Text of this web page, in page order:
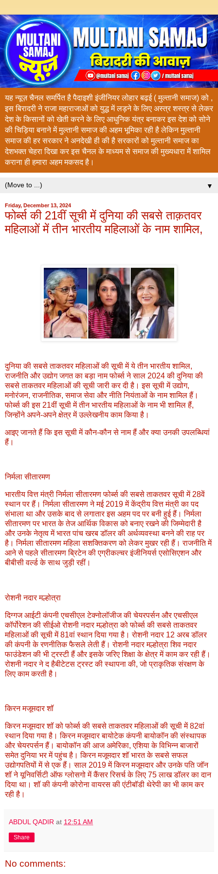
यह न्यूज़ चैनल समर्पित है पैदाइशी इंजीनियर लोहार बढ़ई ( मुल्तानी समाज) को ,
इस बिरादरी ने राजा महाराजाओं को युद्ध में लड़ने के लिए अस्त्र शस्त्र से लेकर
देश के किसानों को खेती करने के लिए आधुनिक यंत्र बनाकर इस देश को सोने
की चिड़िया बनाने में मुल्तानी समाज की अहम भूमिका रही है लेकिन मुल्तानी
समाज की हर सरकार ने अनदेखी ही की है सरकारों को मुल्तानी समाज का
देशभक्त चेहरा दिखा कर इस चैनल के माध्यम से समाज की मुख्यधारा में शामिल
कराना ही हमारा अहम मकसद है।
▼
Friday, December 13, 2024
फोर्ब्स की 21वीं सूची में दुनिया की सबसे ताक़तवर
महिलाओं में तीन भारतीय महिलाओं के नाम शामिल,
दुनिया की सबसे ताकतवर महिलाओं की सूची में ये तीन भारतीय शामिल,
राजनीति और उद्योग जगत का बड़ा नाम फोर्ब्स ने साल 2024 की दुनिया की
सबसे ताकतवर महिलाओं की सूची जारी कर दी है। इस सूची में उद्योग,
मनोरंजन, राजनीतिक, समाज सेवा और नीति नियंताओं के नाम शामिल हैं।
फोर्ब्स की इस 21वीं सूची में तीन भारतीय महिलाओं के नाम भी शामिल हैं,
जिन्होंने अपने-अपने क्षेत्र में उल्लेखनीय काम किया है।
आइए जानते हैं कि इस सूची में कौन-कौन से नाम हैं और क्या उनकी उपलब्धियां
हैं।
निर्मला सीतारमण
भारतीय वित्त मंत्री निर्मला सीतारमण फोर्ब्स की सबसे ताकतवर सूची में 28वें
स्थान पर हैं। निर्मला सीतारमण ने मई 2019 में केंद्रीय वित्त मंत्री का पद
संभाला था और उसके बाद से लगातार इस अहम पद पर बनी हुई हैं। निर्मला
सीतारमण पर भारत के तेज आर्थिक विकास को बनाए रखने की जिम्मेदारी है
और उनके नेतृत्व में भारत पांच खरब डॉलर की अर्थव्यवस्था बनने की राह पर
है। निर्मला सीतारमण महिला सशक्तिकरण को लेकर मुखर रही हैं। राजनीति में
आने से पहले सीतारमण ब्रिटेन की एग्रीकल्चर इंजीनियर्स एसोसिएशन और
बीबीसी वर्ल्ड के साथ जुड़ी रहीं।
रोशनी नदार मल्होत्रा
दिग्गज आईटी कंपनी एचसीएल टेक्नोलॉजीज की चेयरपर्सन और एचसीएल
कॉर्पोरेशन की सीईओ रोशनी नदार मल्होत्रा को फोर्ब्स की सबसे ताकतवर
महिलाओं की सूची में 81वां स्थान दिया गया है। रोशनी नदार 12 अरब डॉलर
की कंपनी के रणनीतिक फैसले लेती हैं। रोशनी नदार मल्होत्रा शिव नदार
फाउंडेशन की भी ट्रस्टी हैं और इसके जरिए शिक्षा के क्षेत्र में काम कर रही हैं।
रोशनी नदार ने द हैबीटेटस ट्रस्ट की स्थापना की, जो प्राकृतिक संरक्षण के
लिए काम करती है।
किरन मजूमदार शॉ
किरन मजूमदार शॉ को फोर्ब्स की सबसे ताकतवर महिलाओं की सूची में 82वां
स्थान दिया गया है। किरन मजूमदार बायोटेक कंपनी बायोकॉन की संस्थापक
और चेयरपर्सन हैं। बायोकॉन की आज अमेरिका, एशिया के विभिन्न बाजारों
समेत दुनिया भर में पहुंच है। किरन मजूमदार शॉ भारत के सबसे सफल
उद्योगपतियों में से एक हैं। साल 2019 में किरन मजूमदार और उनके पति जॉन
शॉ ने यूनिवर्सिटी ऑफ ग्लोसगो में कैंसर रिसर्च के लिए 75 लाख डॉलर का दान
दिया था। शॉ की कंपनी कोरोना वायरस की एंटीबॉडी थेरेपी का भी काम कर
रही है।
ABDUL QADIR at 12:51 AM
Share
No comments: